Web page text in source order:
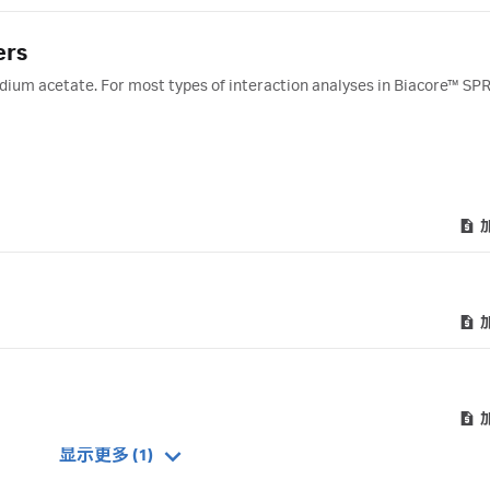
acetate. For most types of interaction analyses in Biacore™ SPR
显示更多 (1)